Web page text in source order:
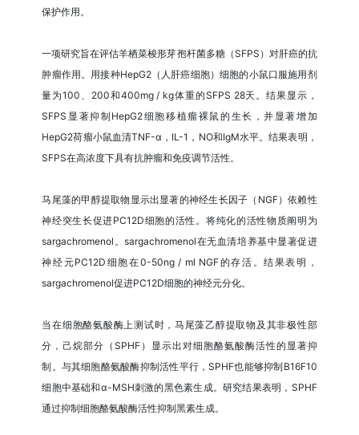
保护作用。
一项研究旨在评估羊栖菜梭形芽孢杆菌多糖（SFPS）对肝癌的抗
肿瘤作用。用接种HepG2（人肝癌细胞）细胞的小鼠口服施用剂
量为100、200和400mg / kg体重的SFPS 28天。结果显示，
SFPS显著抑制HepG2细胞移植瘤裸鼠的生长，并显著增加
HepG2荷瘤小鼠血清TNF-α，IL-1，NO和IgM水平。结果表明，
SFPS在高浓度下具有抗肿瘤和免疫调节活性。
马尾藻的甲醇提取物显示出显著的神经生长因子（NGF）依赖性
神经突生长促进PC12D细胞的活性。将纯化的活性物质阐明为
sargachromenol。sargachromenol在无血清培养基中显著促进
神经元PC12D细胞在0-50ng / ml NGF的存活。结果表明，
sargachromenol促进PC12D细胞的神经元分化。
当在细胞酪氨酸酶上测试时，马尾藻乙醇提取物及其非极性部
分，己烷部分（SPHF）显示出对细胞酪氨酸酶活性的显著抑
制。与其细胞酪氨酸酶抑制活性平行，SPHF也能够抑制B16F10
细胞中基础和α-MSH刺激的黑色素生成。研究结果表明，SPHF
通过抑制细胞酪氨酸酶活性抑制黑素生成。